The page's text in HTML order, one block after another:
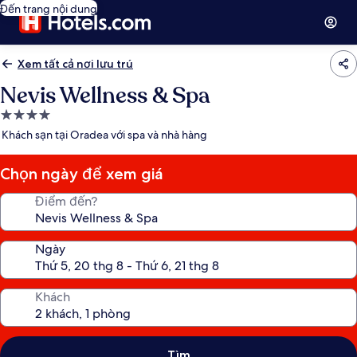
Đến trang nội dung
Xem tất cả nơi lưu trú
Nevis Wellness & Spa
Nơi
lưu
4.0
sao
Khách sạn tại Oradea với spa và nhà hàng
Chọn ngày để xem giá
Điểm đến?
Ngày
Khách